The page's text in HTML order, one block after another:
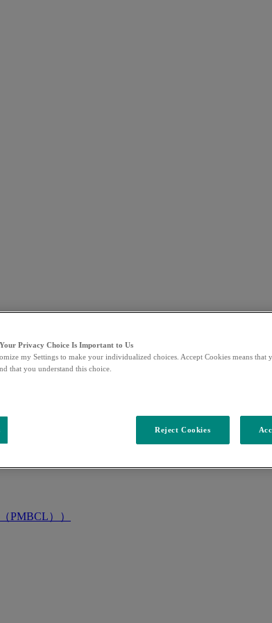
PMBCL））
Your Privacy Choice Is Important to Us
my Settings to make your individualized choices. Accept Cookies means that
that you understand this choice.
Reject Cookies